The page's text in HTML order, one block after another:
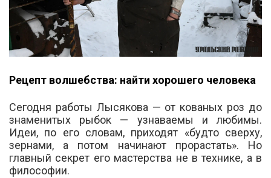
Рецепт волшебства: найти хорошего человека
Сегодня работы Лысякова — от кованых роз до
знаменитых рыбок — узнаваемы и любимы.
Идеи, по его словам, приходят «будто сверху,
зернами, а потом начинают прорастать». Но
главный секрет его мастерства не в технике, а в
философии.